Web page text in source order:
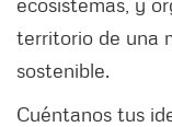
territorio de una
sostenible.
Cuéntanos tus